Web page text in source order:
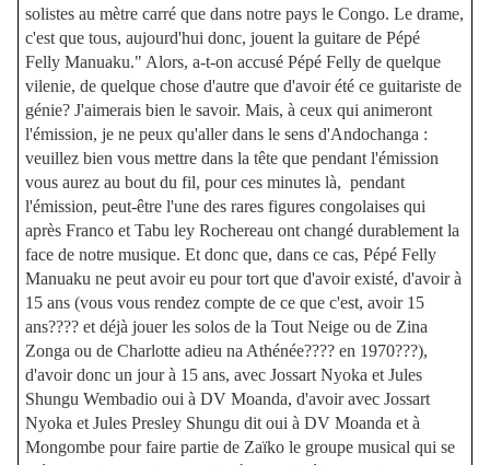
solistes au mètre carré que dans notre pays le Congo. Le drame,
c'est que tous, aujourd'hui donc, jouent la guitare de Pépé
Felly Manuaku." Alors, a-t-on accusé Pépé Felly de quelque
vilenie, de quelque chose d'autre que d'avoir été ce guitariste de
génie? J'aimerais bien le savoir. Mais, à ceux qui animeront
l'émission, je ne peux qu'aller dans le sens d'Andochanga :
veuillez bien vous mettre dans la tête que pendant l'émission
vous aurez au bout du fil, pour ces minutes là, pendant
l'émission, peut-être l'une des rares figures congolaises qui
après Franco et Tabu ley Rochereau ont changé durablement la
face de notre musique. Et donc que, dans ce cas, Pépé Felly
Manuaku ne peut avoir eu pour tort que d'avoir existé, d'avoir à
15 ans (vous vous rendez compte de ce que c'est, avoir 15
ans???? et déjà jouer les solos de la Tout Neige ou de Zina
Zonga ou de Charlotte adieu na Athénée???? en 1970???),
d'avoir donc un jour à 15 ans, avec Jossart Nyoka et Jules
Shungu Wembadio oui à DV Moanda, d'avoir avec Jossart
Nyoka et Jules Presley Shungu dit oui à DV Moanda et à
Mongombe pour faire partie de Zaïko le groupe musical qui se